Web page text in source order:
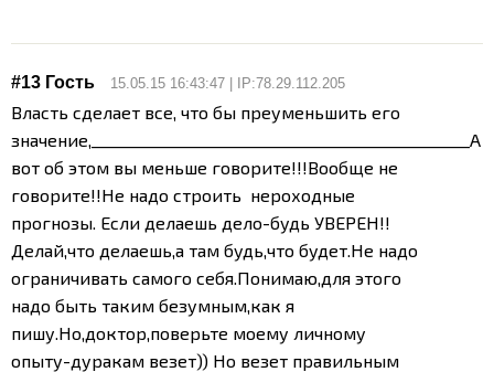
#13 Гость 15.05.15 16:43:47 | IP:78.29.112.205
Власть сделает все, что бы преуменьшить его
значение,
А
вот об этом вы меньше говорите!!!Вообще не
говорите!!Не надо строить нероходные
прогнозы. Если делаешь дело-будь УВЕРЕН!!
Делай,что делаешь,а там будь,что будет.Не надо
ограничивать самого себя.Понимаю,для этого
надо быть таким безумным,как я
пишу.Но,доктор,поверьте моему личному
опыту-дуракам везет)) Но везет правильным